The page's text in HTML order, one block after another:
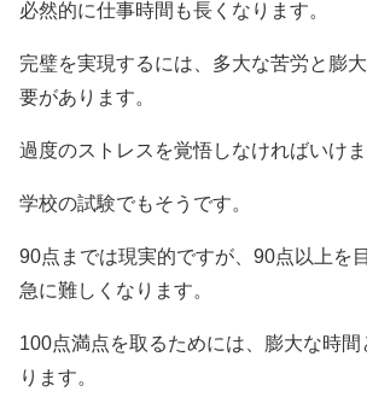
必然的に仕事時間も長くなります。
完璧を実現するには、多大な苦労と膨
要があります。
過度のストレスを覚悟しなければいけま
学校の試験でもそうです。
90点までは現実的ですが、90点以上を
急に難しくなります。
100点満点を取るためには、膨大な時
ります。